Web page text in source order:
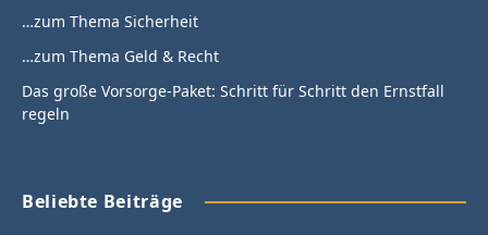
…zum Thema Sicherheit
…zum Thema Geld & Recht
Das große Vorsorge-Paket: Schritt für Schritt den Ernstfall
regeln
Beliebte Beiträge